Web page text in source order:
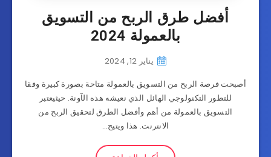
أفضل طرق الربح من التسويق
بالعمولة 2024
يناير 12, 2024
أصبحت فرصة الربح من التسويق بالعمولة متاحة بصورة كبيرة وفقا
للتطور التكنولوجي الهائل الذي نعيشه هذه الآونة. حيثيعتبر
التسويق بالعمولة من أهم وأفضل الطرق لتحقيق الربح من
الانترنت. هذا ويتيح…